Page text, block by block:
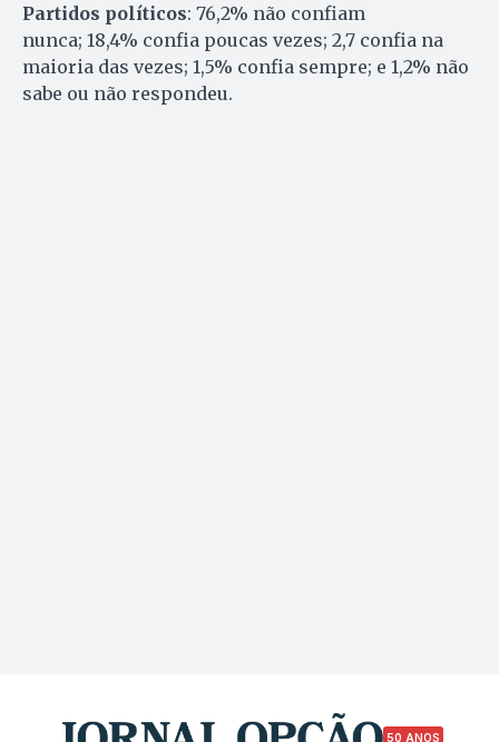
Partidos políticos: 76,2% não confiam
nunca; 18,4% confia poucas vezes; 2,7 confia na
maioria das vezes; 1,5% confia sempre; e 1,2% não
sabe ou não respondeu.
50 ANOS